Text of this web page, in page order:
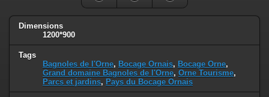
Dimensions
1200*900
Tags
Bagnoles de l'Orne, Bocage Ornais, Bocage Orne,
Grand domaine Bagnoles de l'Orne, Orne Tourisme,
Parcs et jardins, Pays du Bocage Ornais